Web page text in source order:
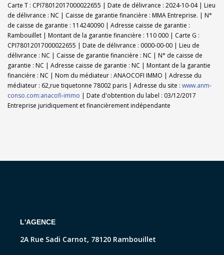
Carte T : CPI78012017000022655 | Date de délivrance : 2024-10-04 | Lieu
de délivrance : NC | Caisse de garantie financière : MMA Entreprise. | N°
de caisse de garantie : 114240090 | Adresse caisse de garantie :
Rambouillet | Montant de la garantie financière : 110 000 | Carte G :
CPI78012017000022655 | Date de délivrance : 0000-00-00 | Lieu de
délivrance : NC | Caisse de garantie financière : NC | N° de caisse de
garantie : NC | Adresse caisse de garantie : NC | Montant de la garantie
financière : NC | Nom du médiateur : ANAOCOFI IMMO | Adresse du
médiateur : 62,rue tiquetonne 78002 paris | Adresse du site : www.anm-
conso.com:anacofi-immo | Date d'obtention du label : 03/12/2017
Entreprise juridiquement et financièrement indépendante
L'AGENCE
2A Rue Sadi Carnot, 78120 Rambouillet